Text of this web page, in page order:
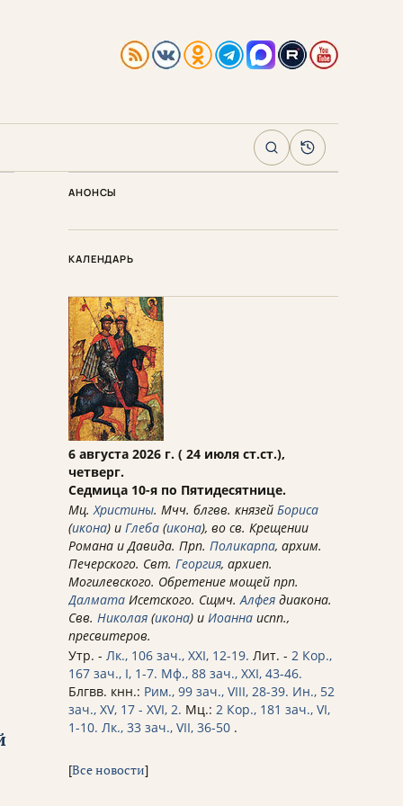
ПоискАрхив
АНОНСЫ
КАЛЕНДАРЬ
6 августа 2026 г. ( 24 июля ст.ст.),
четверг.
Седмица 10-я по Пятидесятнице.
Мц.Христины. Мчч. блгвв. князей Бориса
(икона) и Глеба (икона), во св. Крещении
Романа и Давида. Прп. Поликарпа, архим.
Печерского. Свт. Георгия, архиеп.
Могилевского. Обретение мощей прп.
Далмата Исетского. Сщмч.Алфея диакона.
Свв. Николая (икона) и Иоанна испп.,
пресвитеров.
Утр. - Лк., 106 зач., XXI, 12-19. Лит. - 2 Кор.,
167 зач., I, 1-7. Мф., 88 зач., XXI, 43-46.
Блгвв. кнн.: Рим., 99 зач., VIII, 28-39. Ин., 52
зач., XV, 17 - XVI, 2. Мц.: 2 Кор., 181 зач., VI,
1-10. Лк., 33 зач., VII, 36-50 .
[Все новости]